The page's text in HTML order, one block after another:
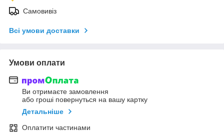
Самовивіз
Всі умови доставки
Умови оплати
Ви отримаєте замовлення
або гроші повернуться на вашу картку
Детальніше
Оплатити частинами